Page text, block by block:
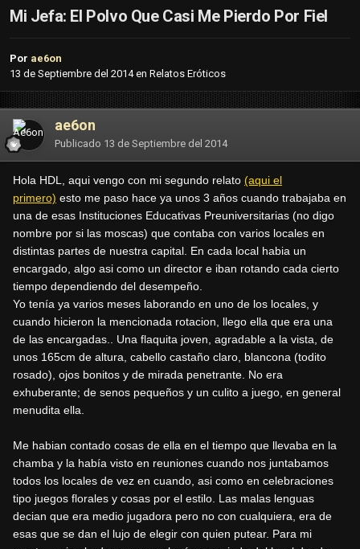
Mi Jefa: El Polvo Que Casi Me Pierdo Por Fiel
Por ae6on
13 de Septiembre del 2014en Relatos Eróticos
ae6on
Publicado 13 de Septiembre del 2014
Hola HDL, aqui vengo con mi segundo relato (aqui el
primero) esto me paso hace ya unos 3 años cuando trabajaba en
una de esas Instituciones Educativas Preuniversitarias (no digo
nombre por si las moscas) que contaba con varios locales en
distintas partes de nuestra capital. En cada local habia un
encargado, algo asi como un director e iban rotando cada cierto
tiempo dependiendo del desempeño.
Yo tenía ya varios meses laborando en uno de los locales, y
cuando hicieron la mencionada rotacion, llego ella que era una
de las encargadas.. Una flaquita joven, agradable a la vista, de
unos 165cm de altura, cabello castaño claro, blancona (todito
rosado), ojos bonitos y de mirada penetrante. No era
exhuberante; de senos pequeños y un culito a juego, en general
menudita ella.
Me habian contado cosas de ella en el tiempo que llevaba en la
chamba y la había visto en reuniones cuando nos juntabamos
todos los locales de vez en cuando, asi como en celebraciones
tipo juegos florales y cosas por el estilo. Las malas lenguas
decian que era medio jugadora pero no con cualquiera, era de
esas que se dan el lujo de elegir con quien putear. Para mi